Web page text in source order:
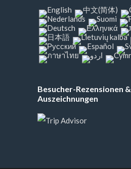
Besucher-Rezensionen &
Auszeichnungen